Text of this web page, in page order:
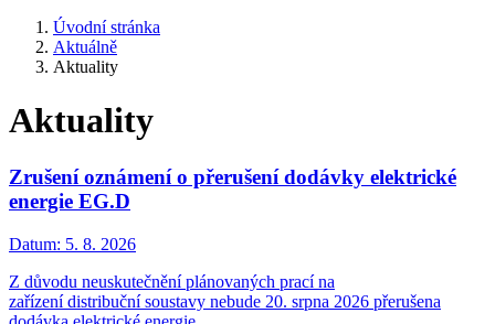
Úvodní stránka
Aktuálně
Aktuality
Aktuality
Zrušení oznámení o přerušení dodávky elektrické
energie EG.D
Datum: 5. 8. 2026
Z důvodu neuskutečnění plánovaných prací na
zařízení distribuční soustavy nebude 20. srpna 2026 přerušena